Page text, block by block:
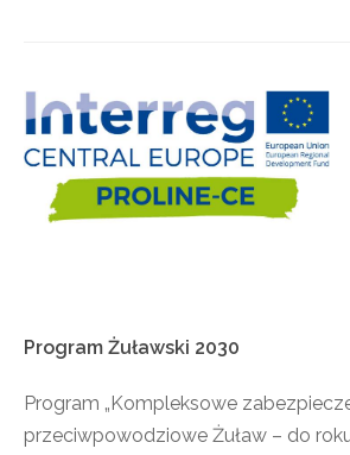
Program Żuławski 2030
Program „Kompleksowe
przeciwpowodziowe Żuław – do